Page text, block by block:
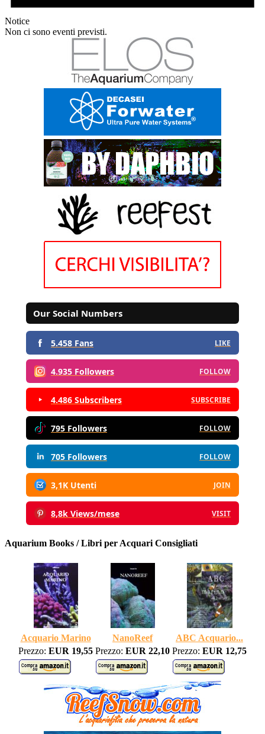
Notice
Non ci sono eventi previsti.
Our Social Numbers
5.458 Fans LIKE
4.935 Followers FOLLOW
4.486 Subscribers SUBSCRIBE
795 Followers FOLLOW
705 Followers FOLLOW
3,1K Utenti JOIN
8,8k Views/mese VISIT
Aquarium Books / Libri per Acquari Consigliati
Acquario Marino NanoReef
ABC Acquario...
Prezzo: EUR 19,55 Prezzo: EUR 22,10 Prezzo: EUR 12,75